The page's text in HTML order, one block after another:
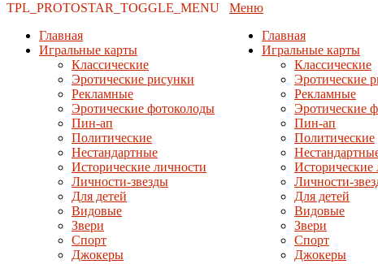
TPL_PROTOSTAR_TOGGLE_MENU
Главная
Игральные карты
Классические
Эротические рисунки
Рекламные
Эротические фотоколоды
Пин-ап
Политические
Нестандартные
Исторические личности
Личности-звезды
Для детей
Видовые
Звери
Спорт
Джокеры
Меню
Главная
Игральные карты
Классические
Эротические
Рекламные
Эротические
Пин-ап
Политические
Исторические
Личности-
Для детей
Видовые
Звери
Спорт
Джокеры